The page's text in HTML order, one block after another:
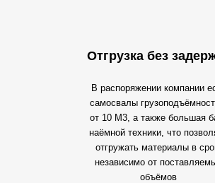
Отгрузка без
В распоряжении компании
самосвалы
от 10 М3, а также большая
наёмной техники, что
отгружать материалы в
независимо от
объёмов